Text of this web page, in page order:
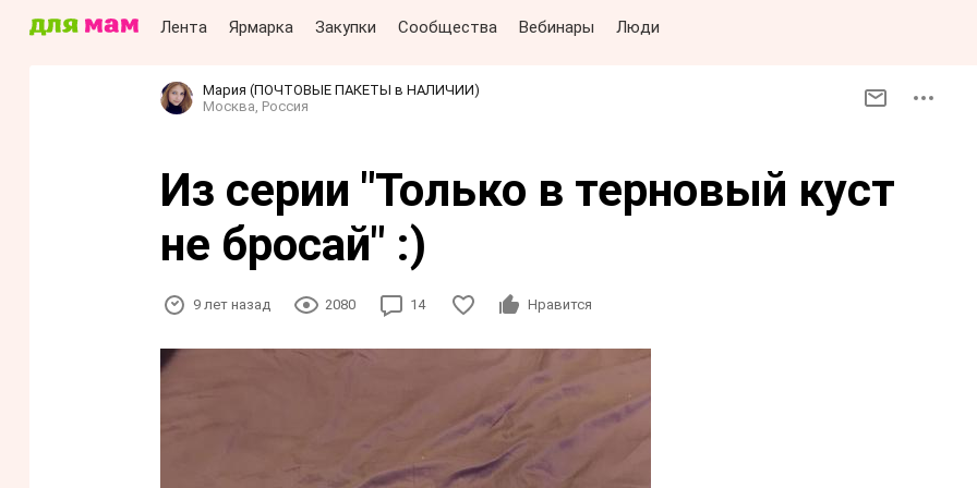
Лента Ярмарка Закупки Сообщества Вебинары Люди
Мария (ПОЧТОВЫЕ ПАКЕТЫ в НАЛИЧИИ)
Москва, Россия
Из серии "Только в терновый куст
не бросай" :)
9 лет назад 2080 14 Нравится